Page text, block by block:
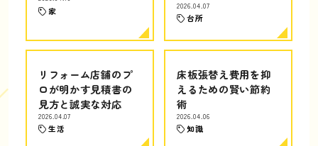
家
2026.04.07
台所
リフォーム店舗のプ
ロが明かす見積書の
見方と誠実な対応
2026.04.07
生活
床板張替え費用を抑
えるための賢い節約
術
2026.04.06
知識